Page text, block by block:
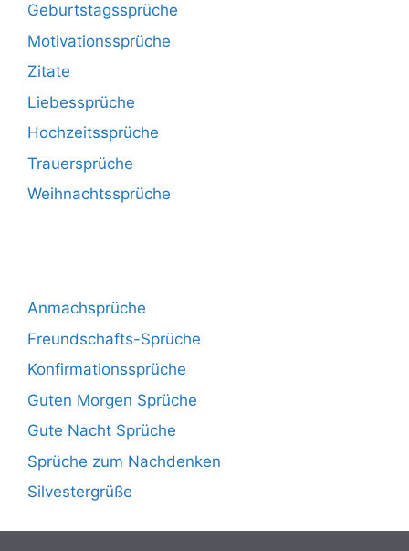
Geburtstagssprüche
Motivationssprüche
Zitate
Liebessprüche
Hochzeitssprüche
Trauersprüche
Weihnachtssprüche
Anmachsprüche
Freundschafts-Sprüche
Konfirmationssprüche
Guten Morgen Sprüche
Gute Nacht Sprüche
Sprüche zum Nachdenken
Silvestergrüße